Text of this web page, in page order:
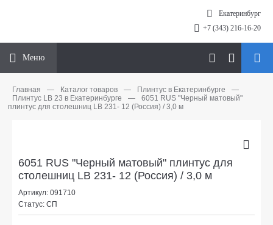
Екатеринбург
+7 (343) 216-16-20
Меню
Главная — Каталог товаров — Плинтус в Екатеринбурге
—
Плинтус LB 23 в Екатеринбурге
—
6051 RUS "Черный матовый"
плинтус для столешниц LB 231- 12 (Россия) / 3,0 м
6051 RUS "Черный матовый" плинтус для
столешниц LB 231- 12 (Россия) / 3,0 м
Артикул: 091710
Статус: СП